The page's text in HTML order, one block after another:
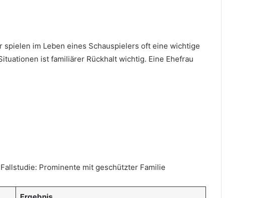
spielen im Leben eines Schauspielers oft eine wichtige
ist familiärer Rückhalt wichtig. Eine Ehefrau
Prominente mit geschützter Familie